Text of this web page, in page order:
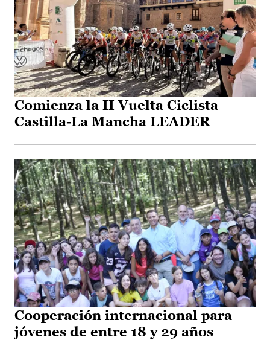
Comienza la II Vuelta Ciclista
Castilla-La Mancha LEADER
Cooperación internacional para
jóvenes de entre 18 y 29 años